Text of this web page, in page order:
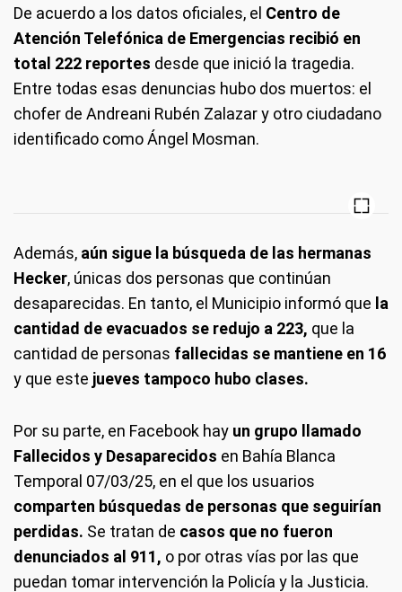
De acuerdo a los datos oficiales, el Centro de
Atención Telefónica de Emergencias recibió en
total 222 reportes desde que inició la tragedia.
Entre todas esas denuncias hubo dos muertos: el
chofer de Andreani Rubén Zalazar y otro ciudadano
identificado como Ángel Mosman.
Además, aún sigue la búsqueda de las hermanas
Hecker, únicas dos personas que continúan
desaparecidas. En tanto, el Municipio informó que la
cantidad de evacuados se redujo a 223, que la
cantidad de personas fallecidas se mantiene en 16
y que este jueves tampoco hubo clases.
Por su parte, en Facebook hay un grupo llamado
Fallecidos y Desaparecidos en Bahía Blanca
Temporal 07/03/25, en el que los usuarios
comparten búsquedas de personas que seguirían
perdidas. Se tratan de casos que no fueron
denunciados al 911, o por otras vías por las que
puedan tomar intervención la Policía y la Justicia.